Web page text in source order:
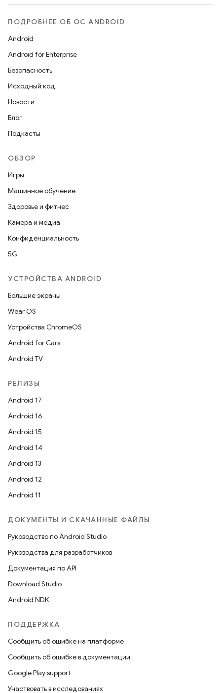
ПОДРОБНЕЕ ОБ ОС ANDROID
Android
Android for Enterprise
Безопасность
Исходный код
Новости
Блог
Подкасты
ОБЗОР
Игры
Машинное обучение
Здоровье и фитнес
Камера и медиа
Конфиденциальность
5G
УСТРОЙСТВА ANDROID
Большие экраны
Wear OS
Устройства ChromeOS
Android for Cars
Android TV
РЕЛИЗЫ
Android 17
Android 16
Android 15
Android 14
Android 13
Android 12
Android 11
ДОКУМЕНТЫ И СКАЧАННЫЕ ФАЙЛЫ
Руководство по Android Studio
Руководства для разработчиков
Документация по API
Download Studio
Android NDK
ПОДДЕРЖКА
Сообщить об ошибке на платформе
Сообщить об ошибке в документации
Google Play support
Участвовать в исследованиях